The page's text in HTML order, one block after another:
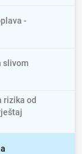
-
slivom
rizika od